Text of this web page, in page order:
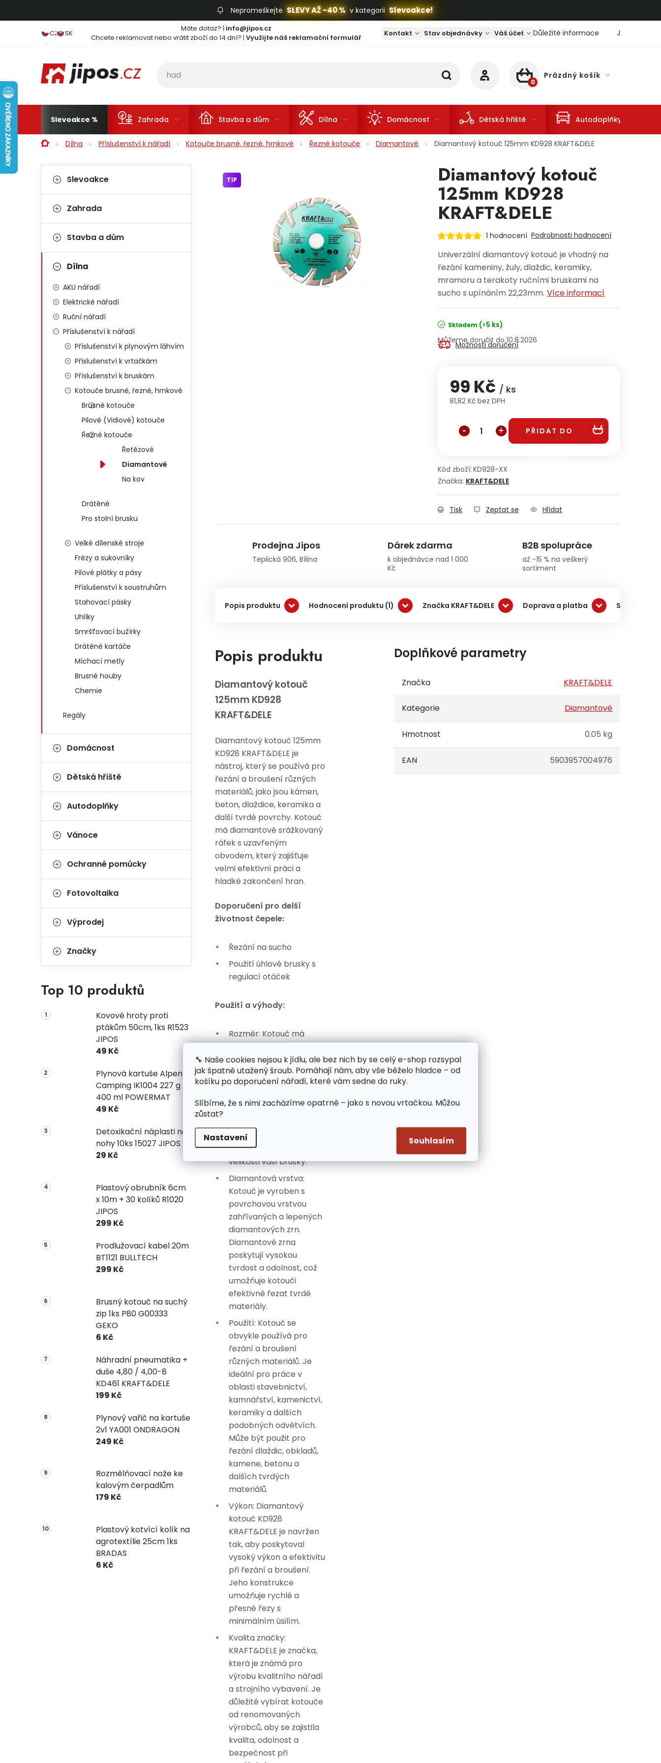
🔧 Naše cookies nejsou k jídlu, ale bez nich by se celý e-shop rozsypal
jak špatně utažený šroub. Pomáhají nám, aby vše běželo hladce – od
košíku po doporučení nářadí, které vám sedne do ruky.
Slíbíme, že s nimi zacházíme opatrně – jako s novou vrtačkou. Můžou
zůstat?
Nastavení Souhlasím
Nepromeškejte SLEVY AŽ -40 % v kategorii Slevoakce!
CZ SK Máte dotaz? | info@jipos.cz
Chcete reklamovat nebo vrátit zboží do 14 dní? | Využijte náš reklamační formulář Kontakt Stav objednávky Váš účet Důležité informace Jaký je
NÁKUPNÍ KOŠÍK
Prázdný košík
Slevoakce Zahrada Stavba a dům Dílna Domácnost Dětská hřiště Autodoplňky
DomůDílna Příslušenství k nářadí Kotouče brusné, řezné, hrnkové Řezné kotouče Diamantové Diamantový kotouč 125mm KD928 KRAFT&DELE
Postranní panel
Kategorie
Slevoakce
Zahrada
Stavba a dům
Dílna
AKU nářadí
Elektrické nářadí
Ruční nářadí
Příslušenství k nářadí
Příslušenství k plynovým láhvím
Příslušenství k vrtačkám
Příslušenství k bruskám
Kotouče brusné, řezné, hrnkové
Brusné kotouče
Pilové (Vidiové) kotouče
Řezné kotouče
Řetězové
Diamantové
Na kov
Drátěné
Pro stolní brusku
Velké dílenské stroje
Frézy a sukovníky
Pilové plátky a pásy
Příslušenství k soustruhům
Stahovací pásky
Uhlíky
Smršťovací bužírky
Drátěné kartáče
Míchací metly
Brusné houby
Chemie
Regály
Domácnost
Dětská hřiště
Autodoplňky
Vánoce
Ochranné pomůcky
Fotovoltaika
Výprodej
Značky
Top 10 produktů
Kovové hroty proti
ptákům 50cm, 1ks R1523
JIPOS
49 Kč
Plynová kartuše Alpen
Camping IK1004 227 g
400 ml POWERMAT
49 Kč
Detoxikační náplasti na
nohy 10ks 15027 JIPOS
29 Kč
Plastový obrubník 6cm
x 10m + 30 kolíků R1020
JIPOS
299 Kč
Prodlužovací kabel 20m
BT1121 BULLTECH
299 Kč
Brusný kotouč na suchý
zip 1ks P80 G00333
GEKO
6 Kč
Náhradní pneumatika +
duše 4,80 / 4,00-8
KD461 KRAFT&DELE
199 Kč
Plynový vařič na kartuše
2v1 YA001 ONDRAGON
249 Kč
Rozmělňovací nože ke
kalovým čerpadlům
179 Kč
Plastový kotvící kolík na
agrotextílie 25cm 1ks
BRADAS
6 Kč
Diamantový kotouč
125mm KD928
KRAFT&DELE
1 hodnocení Podrobnosti hodnocení
Univerzální diamantový kotouč je vhodný na
řezání kameniny, žuly, dlaždic, keramiky,
mramoru a terakoty ručními bruskami na
sucho s upínáním 22,23mm. Více informací
Skladem (>5 ks)
10.8.2026
Možnosti doručení
99 Kč / ks
81,82 Kč bez DPH
PŘIDAT DO
Kód zboží: KD928-XX
Značka: KRAFT&DELE
Tisk Zeptat se Hlídat
TIP
Prodejna Jipos
Teplická 906, Bílina
Dárek zdarma
k objednávce nad 1 000
Kč
B2B spolupráce
až -15 % na veškerý
sortiment
Popis produktu Hodnocení produktu (1) Značka KRAFT&DELE Doprava a platba Související
Popis produktu
Diamantový kotouč
125mm KD928
KRAFT&DELE
Diamantový kotouč 125mm
KD928 KRAFT&DELE je
nástroj, který se používá pro
řezání a broušení různých
materiálů, jako jsou kámen,
beton, dlaždice, keramika a
další tvrdé povrchy. Kotouč
má diamantově srážkovaný
ráfek s uzavřeným
obvodem, který zajišťuje
velmi efektivní práci a
hladké zakončení hran.
Doporučení pro delší
životnost čepele:
Řezání na sucho
Použití úhlové brusky s
regulací otáček
Použití a výhody:
Rozměr: Kotouč má
průměr 125 mm a otvor
se průměrem 22,2 mm.
Tento standardní
rozměr je často
používán na většině
aby velikost otvoru
kotouče odpovídala
velikosti vaší brusky.
Diamantová vrstva:
Kotouč je vyroben s
povrchovou vrstvou
zahřívaných a lepených
diamantových zrn.
Diamantové zrna
poskytují vysokou
tvrdost a odolnost, což
umožňuje kotouči
efektivně řezat tvrdé
materiály.
Použití: Kotouč se
obvykle používá pro
řezání a broušení
různých materiálů. Je
ideální pro práce v
oblasti stavebnictví,
kamnářství, kamenictví,
keramiky a dalších
podobných odvětvích.
Může být použit pro
řezání dlaždic, obkladů,
kamene, betonu a
dalších tvrdých
materiálů.
Výkon: Diamantový
kotouč KD928
KRAFT&DELE je navržen
tak, aby poskytoval
vysoký výkon a efektivitu
při řezání a broušení.
Jeho konstrukce
umožňuje rychlé a
přesné řezy s
minimálním úsilím.
Kvalita značky:
KRAFT&DELE je značka,
která je známá pro
výrobu kvalitního nářadí
a strojního vybavení. Je
důležité vybírat kotouče
od renomovaných
výrobců, aby se zajistila
kvalita, odolnost a
bezpečnost při
Doplňkové parametry
Značka KRAFT&DELE
Kategorie Diamantové
Hmotnost 0.05 kg
EAN 5903957004976